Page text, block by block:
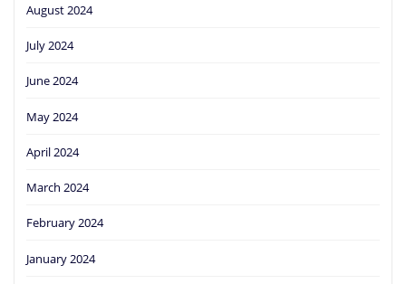
August 2024
July 2024
June 2024
May 2024
April 2024
March 2024
February 2024
January 2024